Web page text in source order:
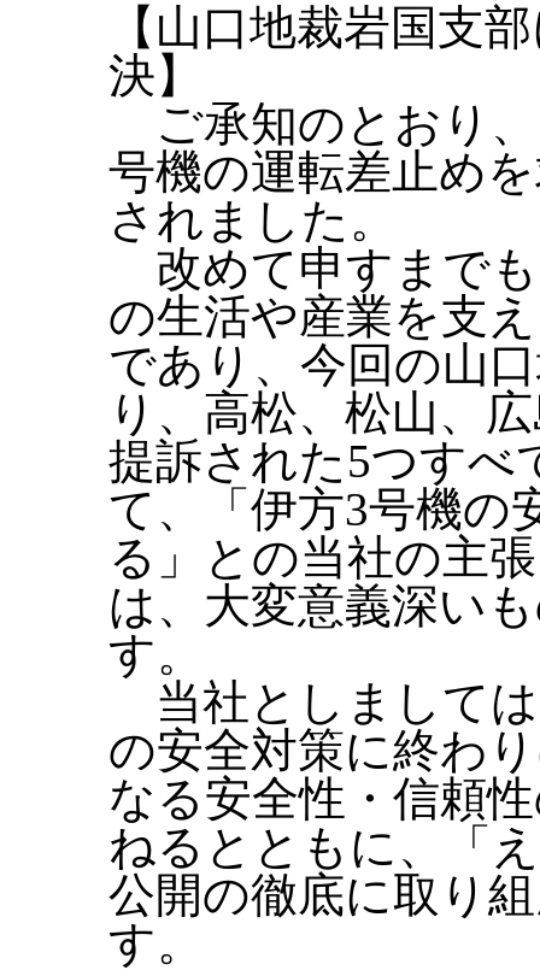
【山口地裁岩国支
決】
ご承知のとおり
号機の運転差止め
されました。
改めて申すまで
の生活や産業を支
であり、今回の山
り、高松、松山、
提訴された5つすべ
て、「伊方3号機の
る」との当社の主
は、大変意義深い
す。
当社としまして
の安全対策に終わ
なる安全性・信頼
ねるとともに、「
公開の徹底に取り
す。